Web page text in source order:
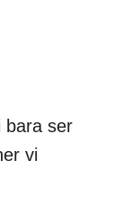
bara ser
vi